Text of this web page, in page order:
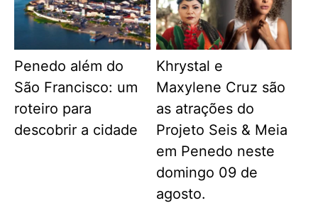
Penedo além do
São Francisco: um
roteiro para
descobrir a cidade
Khrystal e
Maxylene Cruz são
as atrações do
Projeto Seis & Meia
em Penedo neste
domingo 09 de
agosto.